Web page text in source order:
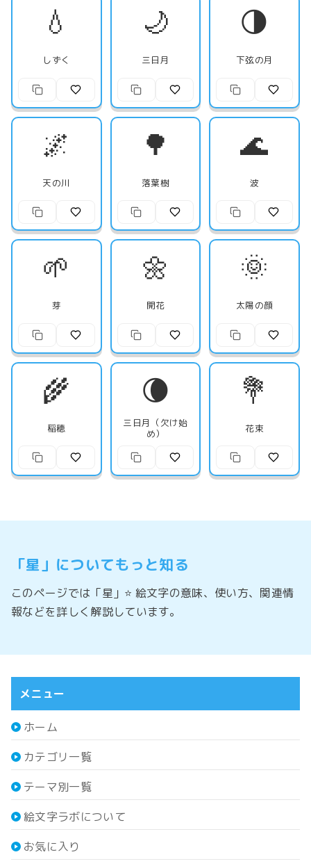
💧
しずく
🌙
三日月
🌗
下弦の月
🌌
天の川
🌳
落葉樹
🌊
波
🌱
芽
🌼
開花
🌞
太陽の顔
🌾
稲穂
🌘
三日月（欠け始
め）
💐
花束
「星」についてもっと知る
このページでは「星」⭐ 絵文字の意味、使い方、関連情
報などを詳しく解説しています。
メニュー
ホーム
カテゴリ一覧
テーマ別一覧
絵文字ラボについて
お気に入り